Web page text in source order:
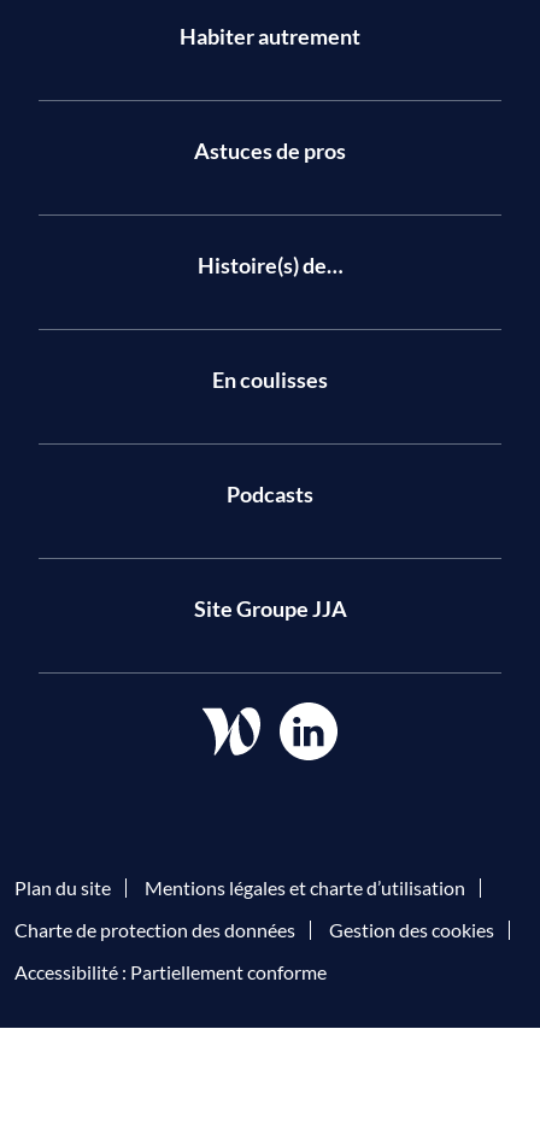
Habiter autrement
Astuces de pros
Histoire(s) de…
En coulisses
Podcasts
Site Groupe JJA
Plan du site
Mentions légales et charte d’utilisation
Charte de protection des données
Gestion des cookies
Accessibilité : Partiellement conforme